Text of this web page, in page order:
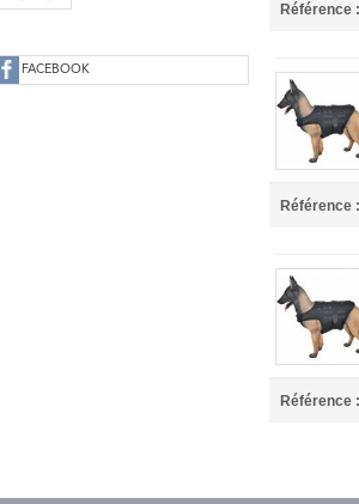
FACEBOOK
Référence :
Référence :
Référence :